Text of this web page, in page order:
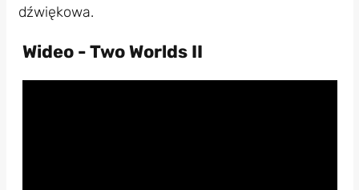
dźwiękowa.
Wideo - Two Worlds II